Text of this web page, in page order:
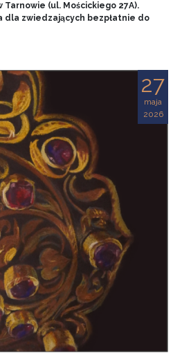
Tarnowie (ul. Mościckiego 27A).
dla zwiedzających bezpłatnie do
27
maja
2026